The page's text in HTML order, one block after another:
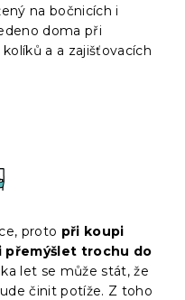
na bočnicích i
doma při
a a zajišťovacích
proto při koupi
přemýšlet trochu do
let se může stát, že
činit potíže. Z toho